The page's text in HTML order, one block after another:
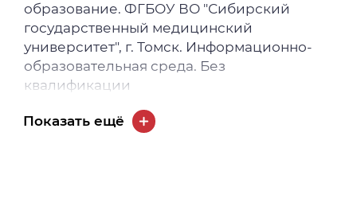
образование. ФГБОУ ВО "Сибирский
государственный медицинский
университет", г. Томск. Информационно-
образовательная среда. Без
квалификации
2024
Показать ещё